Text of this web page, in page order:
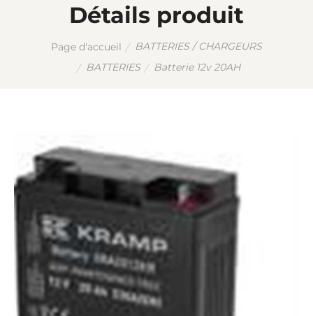
Détails produit
Page d'accueil
BATTERIES / CHARGEURS
BATTERIES
Batterie 12v 20AH